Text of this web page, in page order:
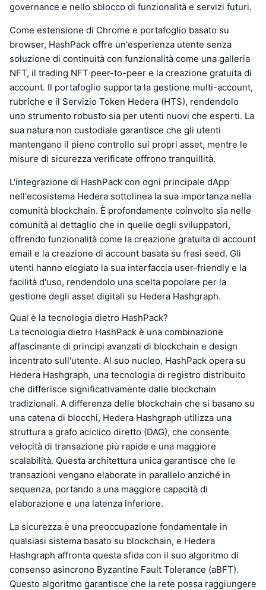
governance e nello sblocco di funzionalità e servizi futuri.
Come estensione di Chrome e portafoglio basato su
browser, HashPack offre un'esperienza utente senza
soluzione di continuità con funzionalità come una galleria
NFT, il trading NFT peer-to-peer e la creazione gratuita di
account. Il portafoglio supporta la gestione multi-account,
rubriche e il Servizio Token Hedera (HTS), rendendolo
uno strumento robusto sia per utenti nuovi che esperti. La
sua natura non custodiale garantisce che gli utenti
mantengano il pieno controllo sui propri asset, mentre le
misure di sicurezza verificate offrono tranquillità.
L'integrazione di HashPack con ogni principale dApp
nell'ecosistema Hedera sottolinea la sua importanza nella
comunità blockchain. È profondamente coinvolto sia nelle
comunità al dettaglio che in quelle degli sviluppatori,
offrendo funzionalità come la creazione gratuita di account
email e la creazione di account basata su frasi seed. Gli
utenti hanno elogiato la sua interfaccia user-friendly e la
facilità d'uso, rendendolo una scelta popolare per la
gestione degli asset digitali su Hedera Hashgraph.
Qual è la tecnologia dietro HashPack?
La tecnologia dietro HashPack è una combinazione
affascinante di principi avanzati di blockchain e design
incentrato sull'utente. Al suo nucleo, HashPack opera su
Hedera Hashgraph, una tecnologia di registro distribuito
che differisce significativamente dalle blockchain
tradizionali. A differenza delle blockchain che si basano su
una catena di blocchi, Hedera Hashgraph utilizza una
struttura a grafo aciclico diretto (DAG), che consente
velocità di transazione più rapide e una maggiore
scalabilità. Questa architettura unica garantisce che le
transazioni vengano elaborate in parallelo anziché in
sequenza, portando a una maggiore capacità di
elaborazione e una latenza inferiore.
La sicurezza è una preoccupazione fondamentale in
qualsiasi sistema basato su blockchain, e Hedera
Hashgraph affronta questa sfida con il suo algoritmo di
consenso asincrono Byzantine Fault Tolerance (aBFT).
Questo algoritmo garantisce che la rete possa raggiungere